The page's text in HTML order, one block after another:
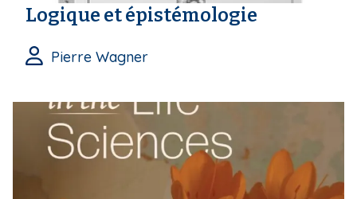
Logique et épistémologie
Pierre Wagner